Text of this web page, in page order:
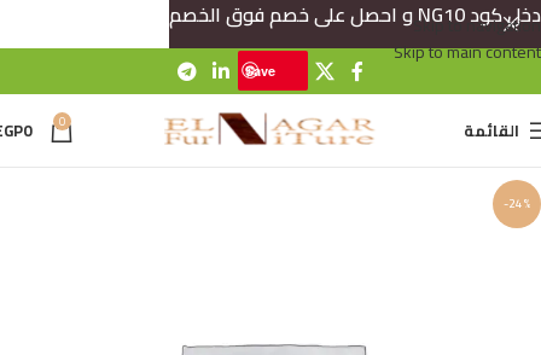
Skip to navigation
Skip to main content
Save
القائمة 0
0
-24%
دخل كود NG10 و احصل على خصم فوق الخصم